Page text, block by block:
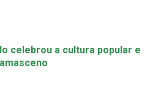
celebrou a cultura popular e